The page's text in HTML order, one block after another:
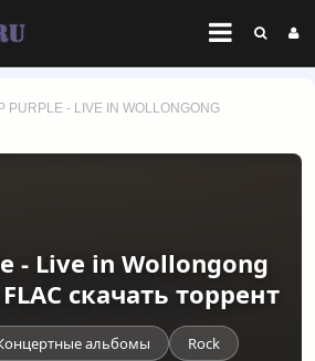
PURPLE - LIVE IN WOLLONGONG
- Live in Wollongong
скачать торрент
альбомы Rock